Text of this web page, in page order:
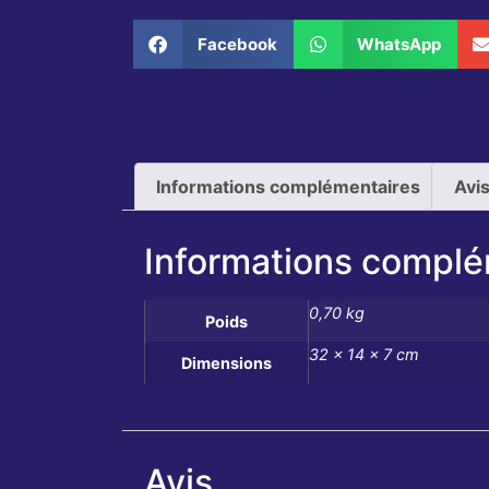
Facebook WhatsApp
Informations complémentaires
Informations
Poids 0,70 kg
Dimensions 32 × 14 × 7 cm